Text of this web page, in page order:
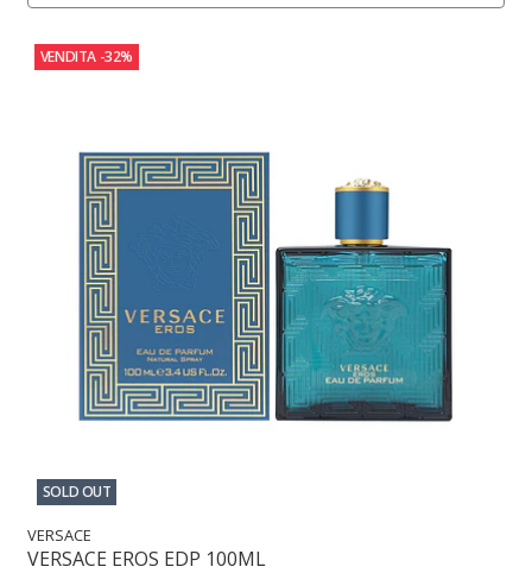
VENDITA -32%
SOLD OUT
VERSACE
VERSACE EROS EDP 100ML